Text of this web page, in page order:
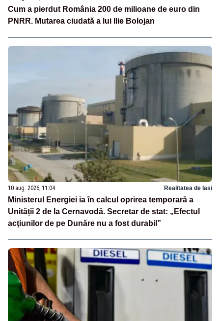
Cum a pierdut România 200 de milioane de euro din
PNRR. Mutarea ciudată a lui Ilie Bolojan
10 aug. 2026, 11:04 Realitatea de Iasi
Ministerul Energiei ia în calcul oprirea temporară a
Unității 2 de la Cernavodă. Secretar de stat: „Efectul
acţiunilor de pe Dunăre nu a fost durabil”